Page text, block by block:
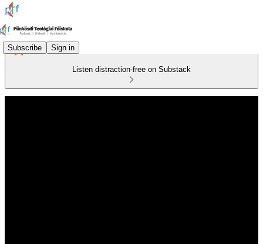
Subscribe Sign in
Listen distraction-free on Substack